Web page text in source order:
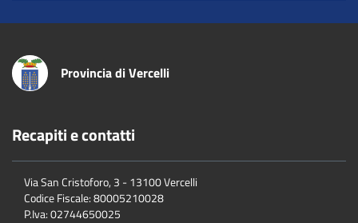
Provincia di Vercelli
Recapiti e contatti
Via San Cristoforo, 3 - 13100 Vercelli
Codice Fiscale:80005210028
P.Iva:02744650025